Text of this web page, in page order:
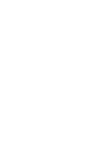
dormir o número
–, e evitá-los.
-;
realizado
que as dores da
paciente melhora,